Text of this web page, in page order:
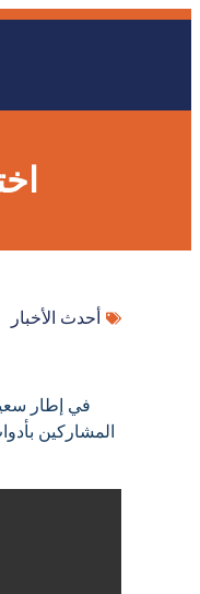
أحدث الأخبار
في إطار
المشاركين